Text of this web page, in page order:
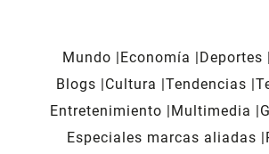
Mundo Economía Deportes
Blogs
Cultura Tendencias
Entretenimiento
Multimedia
Especiales marcas aliadas